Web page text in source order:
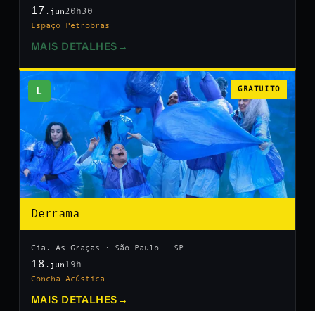
17 .jun20h30
Espaço Petrobras
MAIS DETALHES →
L GRATUITO
Derrama
Cia. As Graças · São Paulo — SP
18 .jun 19h
Concha Acústica
MAIS DETALHES →